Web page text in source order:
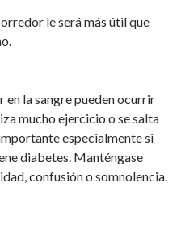
le será más útil que
en la sangre pueden ocurrir
mucho ejercicio o se salta
especialmente si
diabetes. Manténgase
confusión o somnolencia.